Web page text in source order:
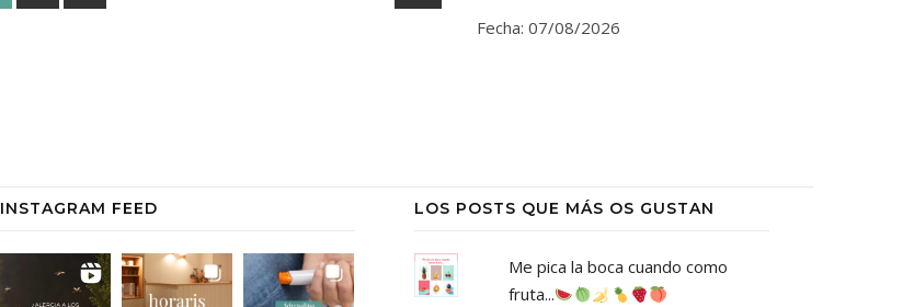
Fecha: 07/08/2026
INSTAGRAM FEED LOS POSTS QUE MÁS OS GUSTAN
Me pica la boca cuando como
fruta...